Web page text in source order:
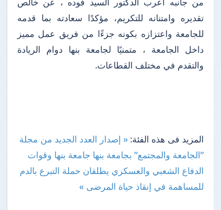
من جانبه أعرب الدكتور السيد فوده ، عن خالص
تقديره وامتنانه للتكريم، مؤكدًا سعادته بما قدمه
للجامعة واعتزازه بكونه جزءًا من فريق عمل مميز
داخل الجامعة ، متمنيًا لجامعة بنها دوام الريادة
والتقدم في مختلف القطاعات.
المزيد فى هذه الفئة: « إصدار العدد الجديد من مجلة
"الجامعة والمجتمع" بجامعة بنها جامعة بنها وقوات
الدفاع الشعبي والعسكري يطلقان حملة التبرع بالدم
للمساهمة في إنقاذ حياة المرضى »